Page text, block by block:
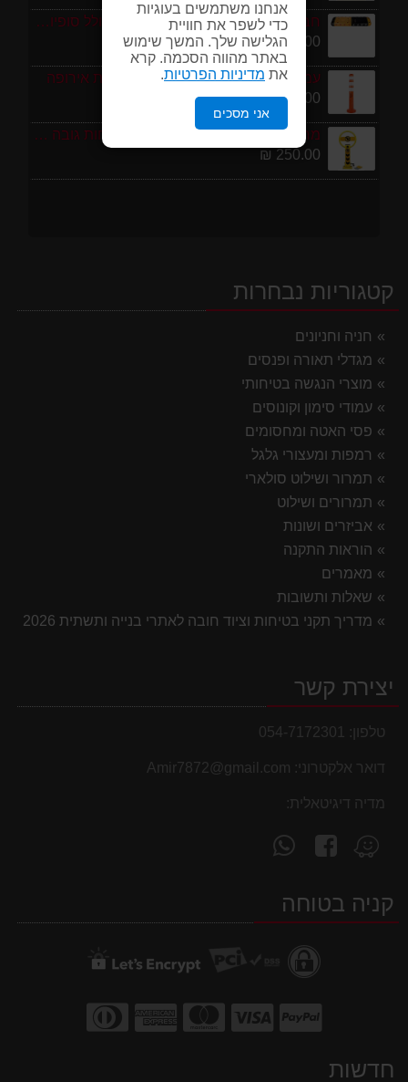
אנחנו משתמשים בעוגיות
כדי לשפר את חוויית
הגלישה שלך. המשך שימוש
באתר מהווה הסכמה. קרא
את מדיניות הפרטיות.
אני מסכים
חבילת 1 מטר פסי האטה 10 קמ''ש כולל סופיות מפלסטיק
199.00 ₪
עמוד סימון גמיש 75 ס''מ ECO תוצרת אירופה
95.00 ₪
מחסום חניה פרטי כולל מנעול ומפתחות גובה 70 ס"מ
250.00 ₪
קטגוריות נבחרות
חניה וחניונים
מגדלי תאורה ופנסים
מוצרי הנגשה בטיחותי
עמודי סימון וקונוסים
פסי האטה ומחסומים
רמפות ומעצורי גלגל
תמרור ושילוט סולארי
תמרורים ושילוט
אביזרים ושונות
הוראות התקנה
מאמרים
שאלות ותשובות
מדריך תקני בטיחות וציוד חובה לאתרי בנייה ותשתית 2026
יצירת קשר
טלפון: 054-7172301
דואר אלקטרוני: Amir7872@gmail.com
מדיה דיגיטאלית:
מצא
אותנו
Waze
עקוב
אחרינו
facebookקניה בטוחה
חדשות